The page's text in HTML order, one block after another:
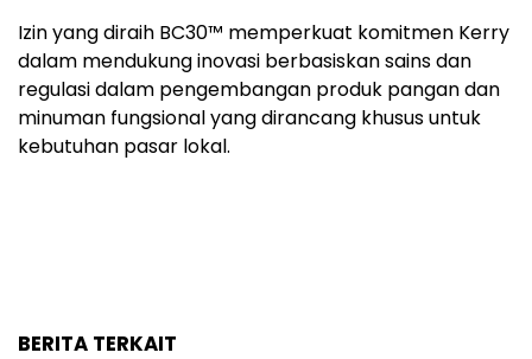
Izin yang diraih BC30™ memperkuat komitmen Kerry
dalam mendukung inovasi berbasiskan sains dan
regulasi dalam pengembangan produk pangan dan
minuman fungsional yang dirancang khusus untuk
kebutuhan pasar lokal.
BERITA TERKAIT